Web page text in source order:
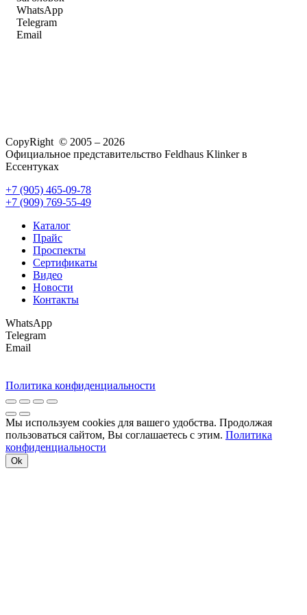
WhatsApp
Telegram
Email
CopyRight © 2005 – 2026
Официальное представительство Feldhaus Klinker в
Ессентуках
+7 (905) 465-09-78
+7 (909) 769-55-49
Каталог
Прайс
Проспекты
Сертификаты
Видео
Новости
Контакты
WhatsApp
Telegram
Email
Политика конфиденциальности
Мы используем cookies для вашего удобства. Продолжая
пользоваться сайтом, Вы соглашаетесь с этим. Политика
конфиденциальности
Ok